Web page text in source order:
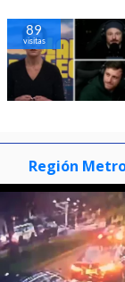
89
visitas
Región